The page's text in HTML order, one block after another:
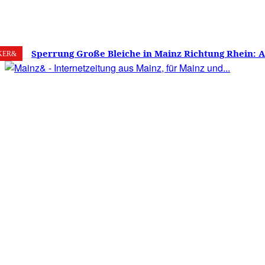
7. August 2026 19.5 Mainz
Sperrung Große Bleiche in Mainz Richtung Rhein:
verwirrt, Mainzer stinksauer – Haben die Mainzer